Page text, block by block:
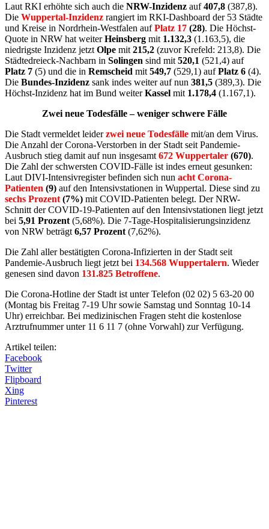
Laut RKI erhöhte sich auch die NRW-Inzidenz auf407,8 (387,8).
Die Wuppertal-Inzidenz rangiert im RKI-Dashboard der 53 Städte
und Kreise in Nordrhein-Westfalen aufPlatz 17 (28). Die Höchst-
Quote in NRW hat weiterHeinsberg mit 1.132,3 (1.163,5), die
niedrigste Inzidenz jetzt Olpe mit 215,2 (zuvor Krefeld: 213,8). Die
Städtedreieck-Nachbarn in Solingen sind mit 520,1 (521,4) auf
Platz 7 (5) und die in Remscheid mit 549,7 (529,1) aufPlatz 6 (4).
Die Bundes-Inzidenz sank indes weiter auf nun 381,5 (389,3). Die
Höchst-Inzidenz hat im Bund weiterKassel mit 1.178,4 (1.167,1).
Zwei neue Todesfälle – weniger schwere Fälle
Die Stadt vermeldet leiderzwei neue Todesfälle mit/an dem Virus.
Die Anzahl der Corona-Verstorben in der Stadt seit Pandemie-
Ausbruch stieg damit auf nun insgesamt 672 Wuppertaler (670).
Die Zahl der schwersten COVID-Fälle ist indes erneut gesunken:
Laut DIVI-Intensivregister befinden sich nun acht Corona-
Patienten (9) auf den Intensivstationen in Wuppertal. Diese sind zu
sechs Prozent (7%) mit COVID-Patienten belegt. Der NRW-
Schnitt der COVID-19-Patienten auf den Intensivstationen liegt jetzt
bei 5,91 Prozent (5,68%). Die 7-Tage-Hospitalisierungsinzidenz
von NRW beträgt 6,57 Prozent (7,62%).
Die Zahl aller bestätigten Corona-Infizierten in der Stadt seit
Pandemie-Ausbruch liegt jetzt bei 134.568 Wuppertalern. Wieder
genesen sind davon 131.825 Betroffene.
Die Corona-Hotline der Stadt ist unter Telefon (02 02) 5 63-20 00
(Montag bis Freitag 7-19 Uhr sowie Samstag und Sonntag 10-14
Uhr) erreichbar. Bei medizinischen Fragen steht die kostenlose
Arztrufnummer unter 11 6 11 7 (ohne Vorwahl) zur Verfügung.
Artikel teilen:
Facebook
Twitter
Flipboard
Xing
Pinterest